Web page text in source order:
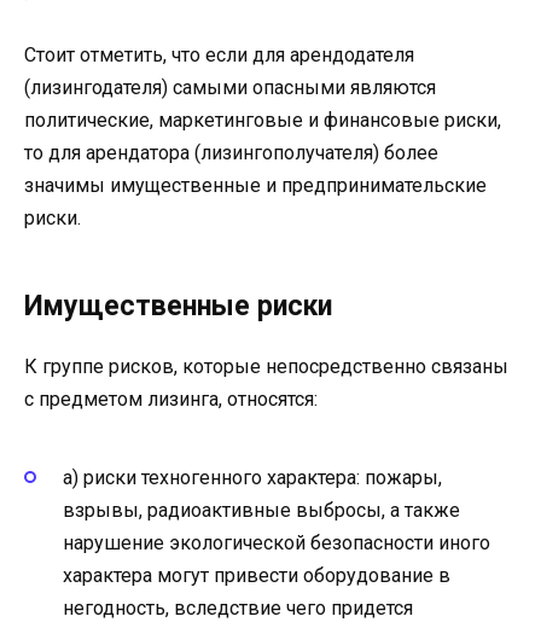
Стоит отметить, что если для арендодателя
(лизингодателя) самыми опасными являются
политические, маркетинговые и финансовые риски,
то для арендатора (лизингополучателя) более
значимы имущественные и предпринимательские
риски.
Имущественные риски
К группе рисков, которые непосредственно связаны
с предметом лизинга, относятся:
а) риски техногенного характера: пожары,
взрывы, радиоактивные выбросы, а также
нарушение экологической безопасности иного
характера могут привести оборудование в
негодность, вследствие чего придется